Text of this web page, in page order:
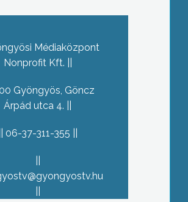
Médiaközpont
Nonprofit Kft.
Gyöngyös, Göncz
Árpád utca 4.
06-37-311-355